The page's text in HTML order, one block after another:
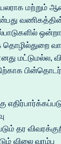
மற்றும்
மட்டுமல்ல,
தர
விலை வரம்பு